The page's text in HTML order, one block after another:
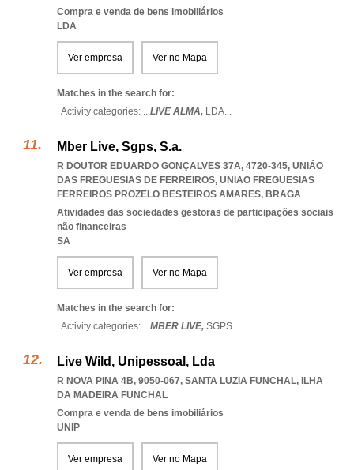
Compra e venda de bens imobiliários
LDA
Ver empresa Ver no Mapa
Matches in the search for:
Activity categories: ...LIVE ALMA, LDA...
Mber Live, Sgps, S.a.
R DOUTOR EDUARDO GONÇALVES 37A, 4720-345, UNIÃO
DAS FREGUESIAS DE FERREIROS, UNIAO FREGUESIAS
FERREIROS PROZELO BESTEIROS AMARES, BRAGA
Atividades das sociedades gestoras de participações sociais
não financeiras
SA
Ver empresa Ver no Mapa
Matches in the search for:
Activity categories: ...MBER LIVE, SGPS...
Live Wild, Unipessoal, Lda
R NOVA PINA 4B, 9050-067, SANTA LUZIA FUNCHAL, ILHA
DA MADEIRA FUNCHAL
Compra e venda de bens imobiliários
UNIP
Ver empresa Ver no Mapa